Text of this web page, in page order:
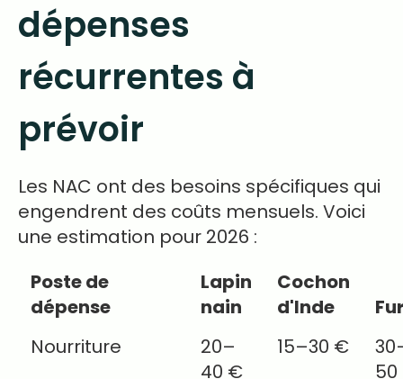
dépenses
récurrentes à
prévoir
Les NAC ont des besoins spécifiques qui
engendrent des coûts mensuels. Voici
une estimation pour 2026 :
Poste de
dépense
Lapin
nain
Cochon
d'Inde
Nourriture
20–
40 €
15–30 €